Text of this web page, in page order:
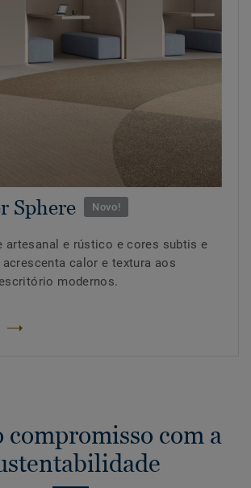
Sphere Novo!
artesanal e rústico e cores subtis e
acrescenta calor e textura aos
modernos.
compromisso com a